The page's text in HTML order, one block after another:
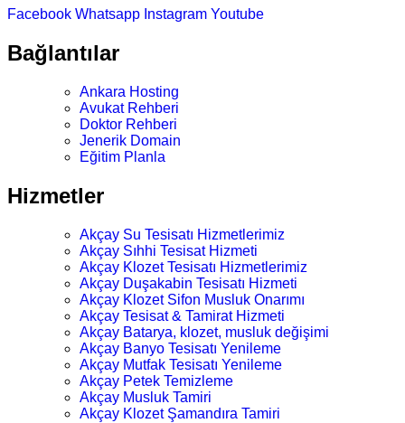
Facebook Whatsapp Instagram Youtube
Bağlantılar
Ankara Hosting
Avukat Rehberi
Doktor Rehberi
Jenerik Domain
Eğitim Planla
Hizmetler
Akçay Su Tesisatı Hizmetlerimiz
Akçay Sıhhi Tesisat Hizmeti
Akçay Klozet Tesisatı Hizmetlerimiz
Akçay Duşakabin Tesisatı Hizmeti
Akçay Klozet Sifon Musluk Onarımı
Akçay Tesisat & Tamirat Hizmeti
Akçay Batarya, klozet, musluk değişimi
Akçay Banyo Tesisatı Yenileme
Akçay Mutfak Tesisatı Yenileme
Akçay Petek Temizleme
Akçay Musluk Tamiri
Akçay Klozet Şamandıra Tamiri